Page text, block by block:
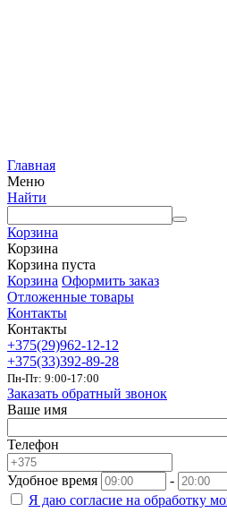
Главная
Меню
Найти
Корзина
Корзина
Корзина пуста
Корзина Оформить заказ
Отложенные товары
Контакты
Контакты
+375(29)962-12-12
+375(33)392-89-28
Пн-Пт: 9:00-17:00
Заказать обратный звонок
Ваше имя
Телефон
Удобное время
-
Я даю согласие на обработку